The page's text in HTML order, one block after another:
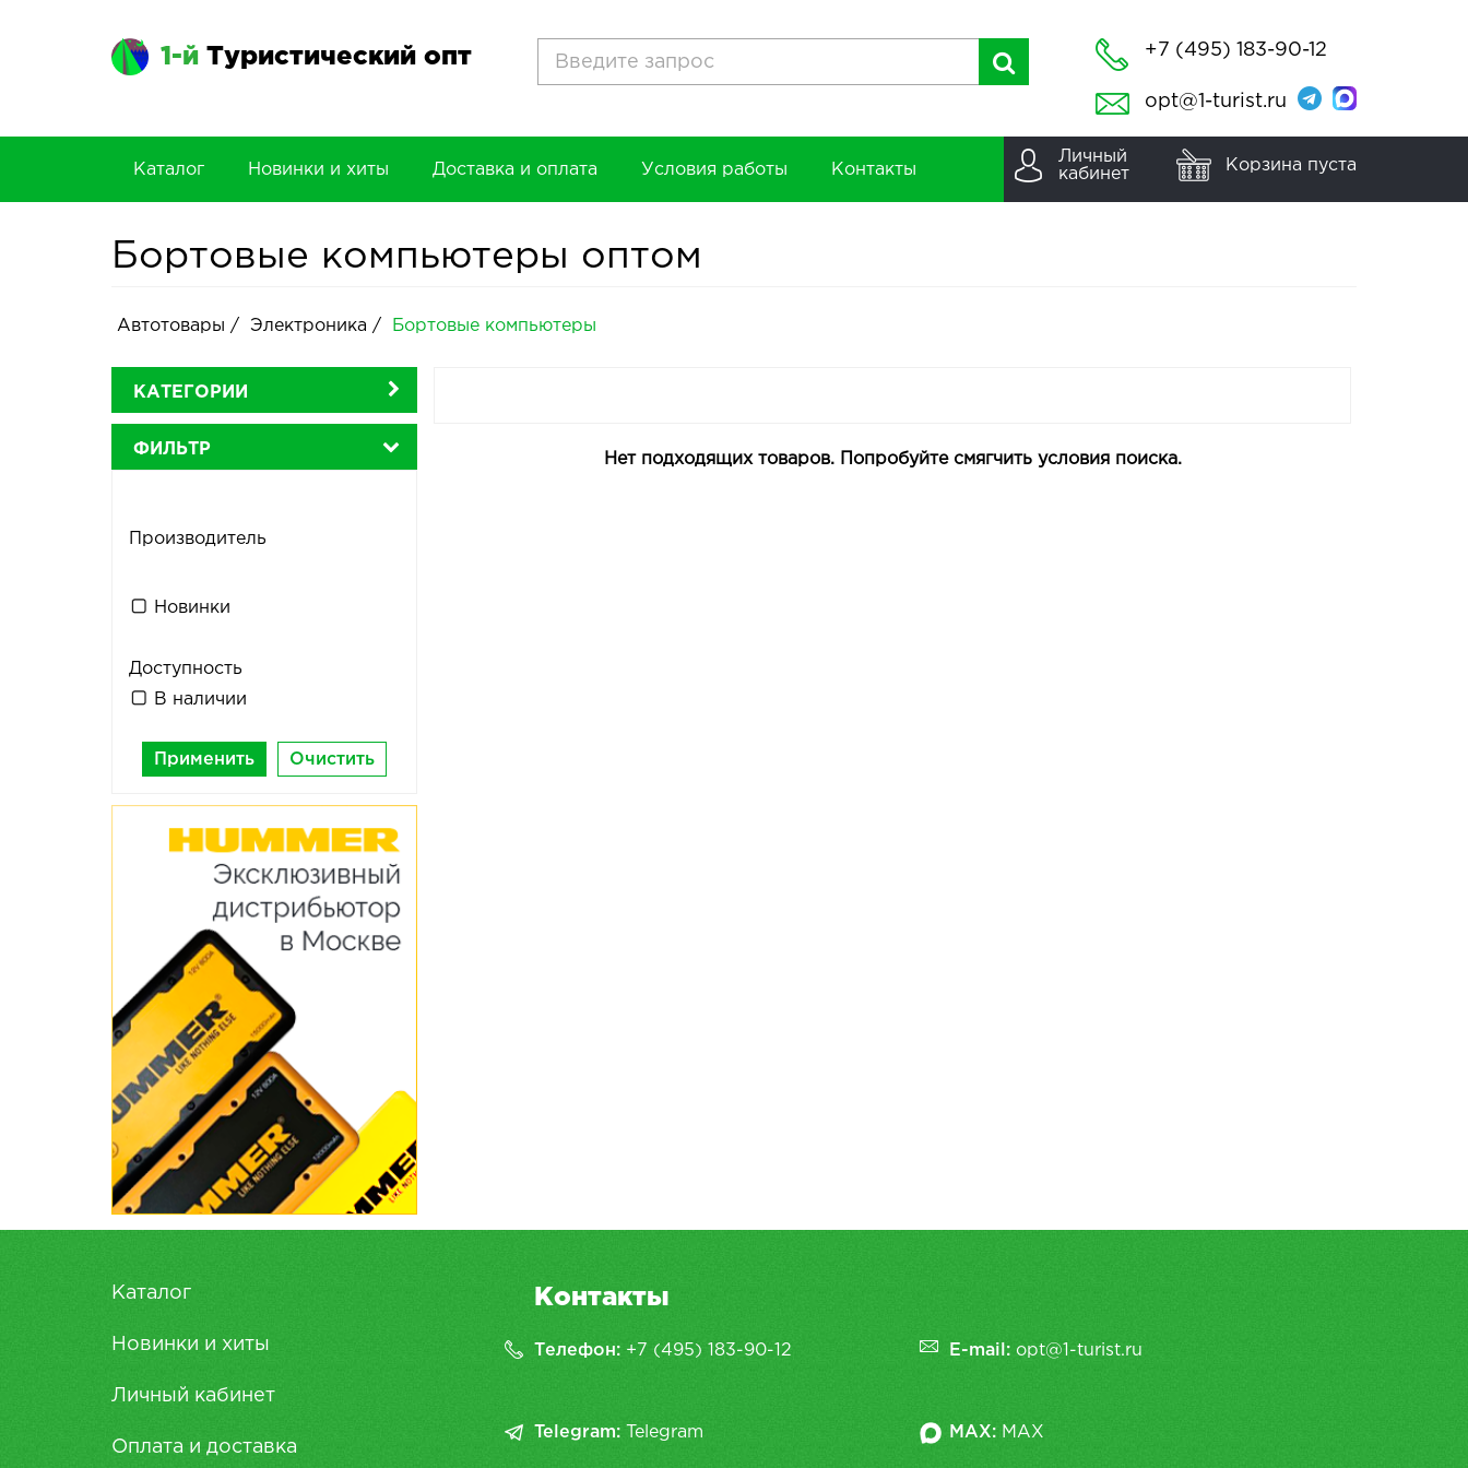
1-й Туристический опт +7 (495) 183-90-12
opt@1-turist.ru
Каталог Новинки и хиты Доставка и оплата Условия работы Контакты
Личный
кабинет
Корзина пуста
Бортовые компьютеры оптом
Автотовары / Электроника / Бортовые компьютеры
КАТЕГОРИИ
ФИЛЬТР
Производитель
Новинки
Доступность
В наличии
Применить Очистить
Нет подходящих товаров. Попробуйте смягчить условия поиска.
Каталог
Новинки и хиты
Личный кабинет
Оплата и доставка
Контакты
Телефон: +7 (495) 183-90-12 E-mail: opt@1-turist.ru
Telegram: Telegram MAX: MAX